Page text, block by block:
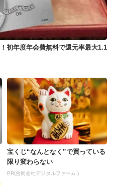
初年度年会費無料で還元率最大1.1
宝くじ“なんとなく”で買っている
限り変わらない
PR(合同会社デジタルファーム )